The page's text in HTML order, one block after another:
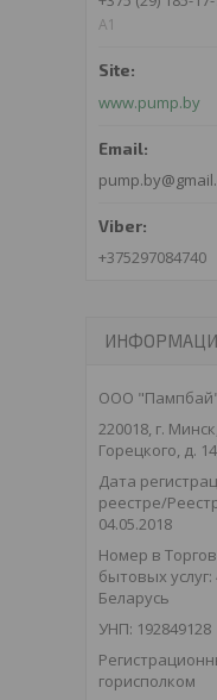
A1
www.pump.by
+375297084740
ООО
220018, г.
Горецкого, д.
Дата
реестре/
04.05.2018
Номер в
бытовых услуг:
Беларусь
УНП: 192849128
горисполком